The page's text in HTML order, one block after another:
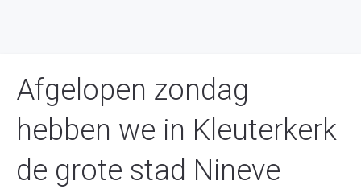
Afgelopen zondag
hebben we in Kleuterkerk
de grote stad Nineve